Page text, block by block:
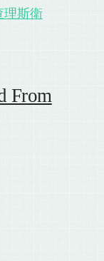
理斯衛
From